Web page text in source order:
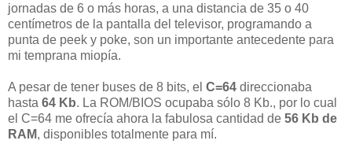
jornadas de 6 o más horas, a una distancia de 35 o 40
centímetros de la pantalla del televisor, programando a
punta de peek y poke, son un importante antecedente para
mi temprana miopía.
A pesar de tener buses de 8 bits, el C=64 direccionaba
hasta 64 Kb. La ROM/BIOS ocupaba sólo 8 Kb., por lo cual
el C=64 me ofrecía ahora la fabulosa cantidad de 56 Kb de
RAM, disponibles totalmente para mí.